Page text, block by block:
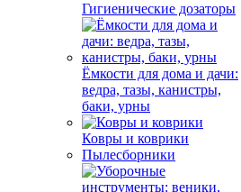
Гигиенические дозаторы
Ёмкости для дома и дачи:
ведра, тазы, канистры,
баки, урны
Ковры и коврики
Пылесборники